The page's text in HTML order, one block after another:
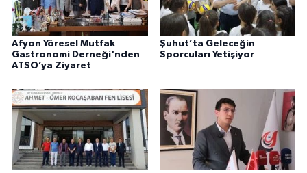
Afyon Yöresel Mutfak
Gastronomi Derneği'nden
ATSO’ya Ziyaret
Şuhut’ta Geleceğin
Sporcuları Yetişiyor